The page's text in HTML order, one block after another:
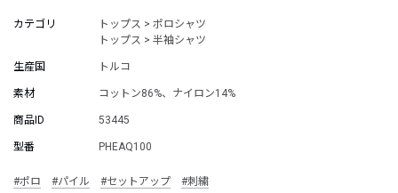
カテゴリ
トップス > ポロシャツ
トップス > 半袖シャツ
生産国 トルコ
素材 コットン86%、ナイロン14%
商品ID 53445
型番 PHEAQ100
#ポロ #パイル #セットアップ #刺繍